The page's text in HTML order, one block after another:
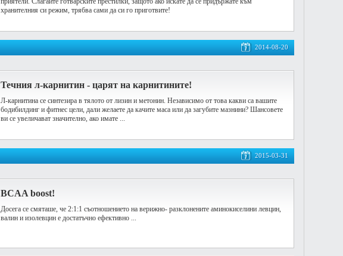
хранителния си режим, трябва сами да си го приготвите!
2014-08-20
Течния л-карнитин - царят на карнитините!
Л-карнитина се синтезира в тялото от лизин и метонин. Независимо от това какви са вашите
бодибилдинг и фитнес цели, дали желаете да качите маса или да загубите мазнини? Шансовете
ви се увеличават значително, ако имате ...
2015-03-31
BCAA boost!
Досега се смяташе, че 2:1:1 съотношението на верижно- разклонените аминокиселини левцин,
валин и изолевцин е достатъчно ефективно ...